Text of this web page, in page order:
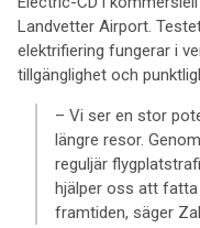
Landvetter Airport.
elektrifiering fungerar i
tillgänglighet och
– Vi ser en stor
längre resor.
reguljär
hjälper oss att
framtiden, säger